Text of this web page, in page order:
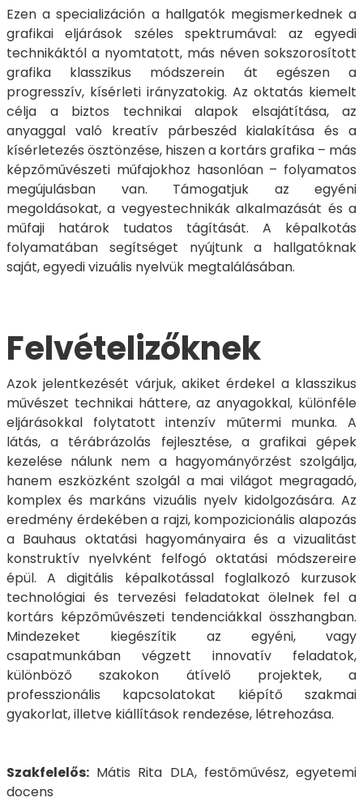
Ezen a specializáción a hallgatók megismerkednek a
grafikai eljárások széles spektrumával: az egyedi
technikáktól a nyomtatott, más néven sokszorosított
grafika klasszikus módszerein át egészen a
progresszív, kísérleti irányzatokig. Az oktatás kiemelt
célja a biztos technikai alapok elsajátítása, az
anyaggal való kreatív párbeszéd kialakítása és a
kísérletezés ösztönzése, hiszen a kortárs grafika – más
képzőművészeti műfajokhoz hasonlóan – folyamatos
megújulásban van. Támogatjuk az egyéni
megoldásokat, a vegyestechnikák alkalmazását és a
műfaji határok tudatos tágítását. A képalkotás
folyamatában segítséget nyújtunk a hallgatóknak
saját, egyedi vizuális nyelvük megtalálásában.
Felvételizőknek
Azok jelentkezését várjuk, akiket érdekel a klasszikus
művészet technikai háttere, az anyagokkal, különféle
eljárásokkal folytatott intenzív műtermi munka. A
látás, a térábrázolás fejlesztése, a grafikai gépek
kezelése nálunk nem a hagyományőrzést szolgálja,
hanem eszközként szolgál a mai világot megragadó,
komplex és markáns vizuális nyelv kidolgozására. Az
eredmény érdekében a rajzi, kompozicionális alapozás
a Bauhaus oktatási hagyományaira és a vizualitást
konstruktív nyelvként felfogó oktatási módszereire
épül. A digitális képalkotással foglalkozó kurzusok
technológiai és tervezési feladatokat ölelnek fel a
kortárs képzőművészeti tendenciákkal összhangban.
Mindezeket kiegészítik az egyéni, vagy
csapatmunkában végzett innovatív feladatok,
különböző szakokon átívelő projektek, a
professzionális kapcsolatokat kiépítő szakmai
gyakorlat, illetve kiállítások rendezése, létrehozása.
Szakfelelős: Mátis Rita DLA, festőművész, egyetemi
docens